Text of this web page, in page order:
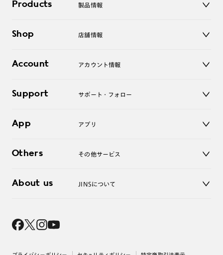
Products 製品情報
サングラス
コンタクトレンズ
アクセサリー
Shop 店舗情報
オンラインショップ
Account アカウント情報
ログアウト
Support サポート・フォロー
よくあるご質問
お問い合わせ
App アプリ
Others その他サービス
レンズ交換
About us JINSについて
採用情報
出店について